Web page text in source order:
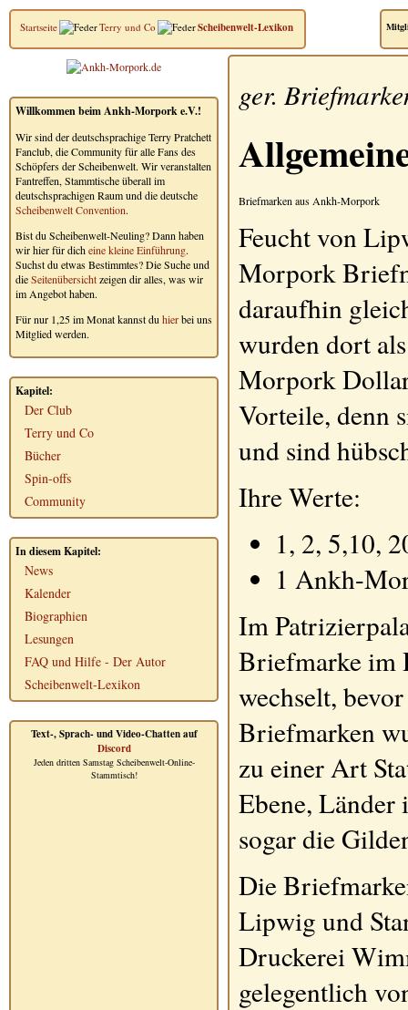
Startseite Terry und Co Scheibenwelt-Lexikon
Willkommen beim Ankh-Morpork e.V.!
Wir sind der deutschsprachige Terry Pratchett
Fanclub, die Community für alle Fans des
Schöpfers der Scheibenwelt. Wir veranstalten
Fantreffen, Stammtische überall im
deutschsprachigen Raum und die deutsche
Scheibenwelt Convention.
Bist du Scheibenwelt-Neuling? Dann haben
wir hier für dicheine kleine Einführung.
Suchst du etwas Bestimmtes? Die Suche und
dieSeitenübersichtzeigen dir alles, was wir
im Angebot haben.
Für nur 1,25 im Monat kannst du hierbei uns
Mitglied werden.
Kapitel:
Der Club
Terry und Co
Bücher
Spin-offs
Community
In diesem Kapitel:
News
Kalender
Biographien
Lesungen
FAQ und Hilfe - Der Autor
Scheibenwelt-Lexikon
Text-, Sprach- und Video-Chatten auf
Discord
Jeden dritten Samstag Scheibenwelt-Online-
Stammtisch!
ger.
Briefmarken aus Ankh-Morpork
Feucht von
Morpork
daraufhin
wurden dort
Morpork
Vorteile, denn
und sind
Ihre Werte:
1, 2, 5,10,
1 Ankh-
Im
Briefmarkeim
wechselt,
Briefmarken
zu einer Art
Ebene, Länder
sogar die
Die
Lipwig und
Druckerei
gelegentlich